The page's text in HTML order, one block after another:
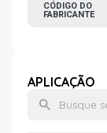
CÓDIGO DO
FABRICANTE
APLICAÇÃO